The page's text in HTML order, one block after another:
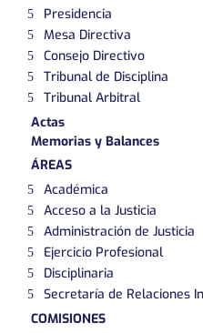
Presidencia
Mesa Directiva
Consejo Directivo
Tribunal de Disciplina
Tribunal Arbitral
Actas
Memorias y Balances
ÁREAS
Académica
Acceso a la Justicia
Administración de Justicia
Ejercicio Profesional
Disciplinaria
Secretaría de Relaciones
COMISIONES